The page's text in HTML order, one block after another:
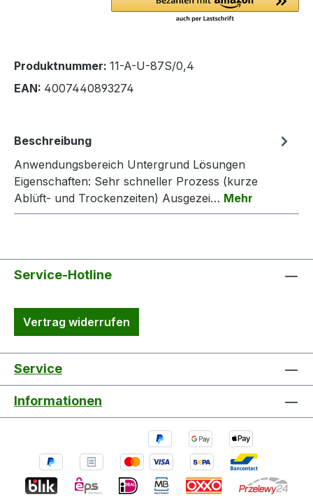
Produktnummer: 11-A-U-87S/0,4
EAN: 4007440893274
Beschreibung
Anwendungsbereich Untergrund Lösungen
Eigenschaften: Sehr schneller Prozess (kurze
Ablüft- und Trockenzeiten) Ausgezei… Mehr
Service-Hotline
Vertrag widerrufen
Service
Informationen